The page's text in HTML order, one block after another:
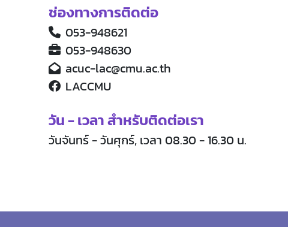
ช่องทางการติดต่อ
053-948621
053-948630
acuc-lac@cmu.ac.th
LACCMU
วัน - เวลา สำหรับติดต่อเรา
วันจันทร์ - วันศุกร์, เวลา 08.30 - 16.30 น.